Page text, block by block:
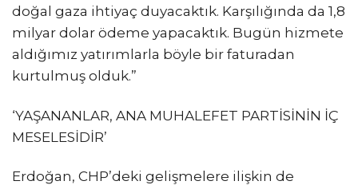
doğal gaza ihtiyaç duyacaktık. Karşılığında da 1,8
milyar dolar ödeme yapacaktık. Bugün hizmete
aldığımız yatırımlarla böyle bir faturadan
kurtulmuş olduk.”
‘YAŞANANLAR, ANA MUHALEFET PARTİSİNİN İÇ
MESELESİDİR’
Erdoğan, CHP’deki gelişmelere ilişkin de